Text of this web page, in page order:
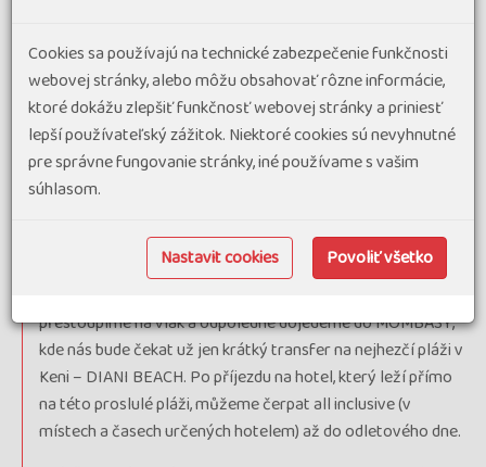
stáda při velké migraci pakoňů a zeber mezi Keňou a
Tanzanií, kdy tato zvířata každoročně putují dle dešťů za
potravou. Největším lákadlem při našem safari je možnost
zahlédnout přecházení stád přes řeku Mara, která parkem
protéká. My budeme mít oběd formou balíčku tak, abychom
mohli prozkoumat co největší část parku.
zpět do NAIROBI, nocleh.
přestoupíme na vlak a odpoledne dojedeme do MOMBASY,
kde nás bude čekat už jen krátký transfer na nejhezčí pláži v
Keni – DIANI BEACH. Po příjezdu na hotel, který leží přímo
na této proslulé pláži, můžeme čerpat all inclusive (v
místech a časech určených hotelem) až do odletového dne.
Cookies sa používajú na technické zabezpečenie funkčnosti
webovej stránky, alebo môžu obsahovať rôzne informácie,
ktoré dokážu zlepšiť funkčnosť webovej stránky a priniesť
lepší používateľský zážitok. Niektoré cookies sú nevyhnutné
pre správne fungovanie stránky, iné používame s vašim
súhlasom.
Nastavit cookies Povoliť všetko